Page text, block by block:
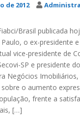
de 2012
Brasil publicada
o ex-presidente
vice-presidente de
SP e presidente
Negócios
o aumento
frente a
[…]